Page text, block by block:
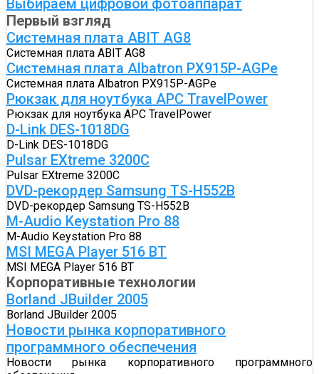
Выбираем цифровой фотоаппарат
Первый взгляд
Системная плата ABIT AG8
Системная плата ABIT AG8
Системная плата Albatron PX915P-AGPe
Системная плата Albatron PX915P-AGPe
Рюкзак для ноутбука APC TravelPower
Рюкзак для ноутбука APC TravelPower
D-Link DES-1018DG
D-Link DES-1018DG
Pulsar EXtreme 3200C
Pulsar EXtreme 3200C
DVD-рекордер Samsung TS-H552B
DVD-рекордер Samsung TS-H552B
M-Audio Keystation Pro 88
M-Audio Keystation Pro 88
MSI MEGA Player 516 BT
MSI MEGA Player 516 BT
Корпоративные технологии
Borland JBuilder 2005
Borland JBuilder 2005
Новости рынка корпоративного
программного обеспечения
Новости рынка корпоративного программного